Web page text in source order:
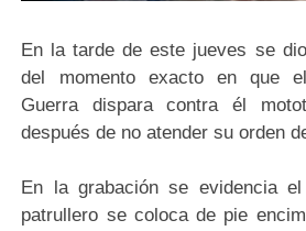
En la tarde de este jueves se
del momento exacto en que
Guerra dispara contra él
después de no atender su orden
En la grabación se evidencia
patrullero se coloca de pie